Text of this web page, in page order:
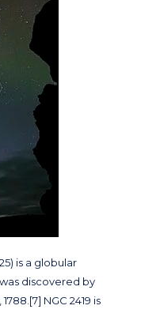
is a globular
discovered by
NGC 2419 is